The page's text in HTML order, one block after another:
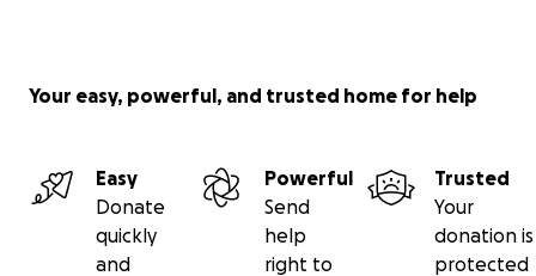
Your easy, powerful, and trusted home for help
Easy
Donate
quickly
and
Powerful
Send
help
right to
Trusted
Your
donation is
protected